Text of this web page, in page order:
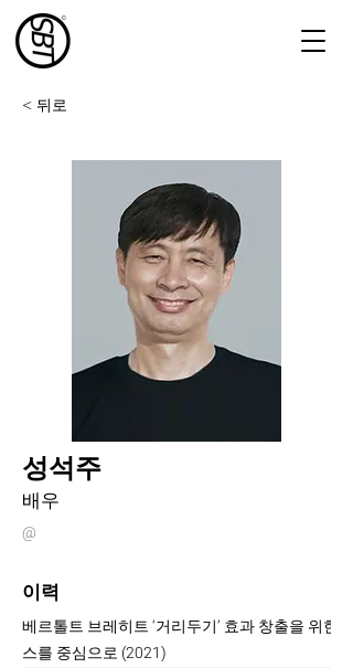
< 뒤로
성석주
배우
@
이력
베르톨트 브레히트 ‘거리두기’ 효과 창출을 위한
스를 중심으로 (2021)